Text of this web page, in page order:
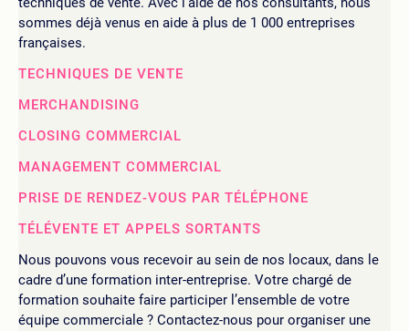
sommes déjà venus en aide à plus de 1 000 entreprises
françaises.
TECHNIQUES DE VENTE
MERCHANDISING
CLOSING COMMERCIAL
MANAGEMENT COMMERCIAL
PRISE DE RENDEZ-VOUS PAR TÉLÉPHONE
TÉLÉVENTE ET APPELS SORTANTS
Nous pouvons vous recevoir au sein de nos locaux, dans le
cadre d’une formation inter-entreprise. Votre chargé de
formation souhaite faire participer l’ensemble de votre
équipe commerciale ? Contactez-nous pour organiser une